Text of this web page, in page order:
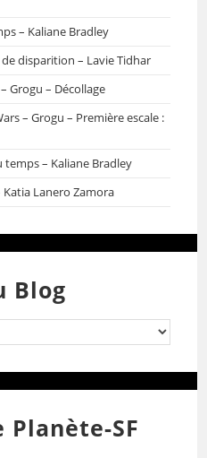
– Kaliane Bradley
disparition – Lavie Tidhar
Grogu – Décollage
– Grogu – Première escale :
temps – Kaliane Bradley
Katia Lanero Zamora
Blog
Planète-SF